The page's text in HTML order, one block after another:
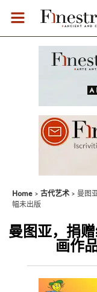
Home 古代艺术
曼图
幅未出版
曼图亚，捐
画作